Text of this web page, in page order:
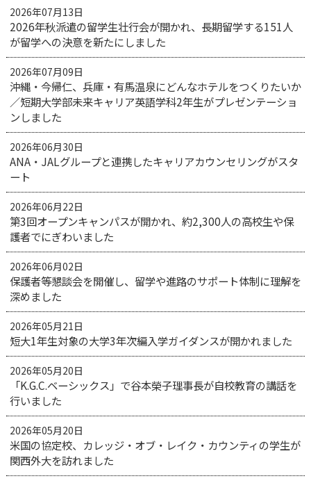
2026年07月13日
2026年秋派遣の留学生壮行会が開かれ、長期留学する151人
が留学への決意を新たにしました
2026年07月09日
沖縄・今帰仁、兵庫・有馬温泉にどんなホテルをつくりたいか
／短期大学部未来キャリア英語学科2年生がプレゼンテーショ
ンしました
2026年06月30日
ANA・JALグループと連携したキャリアカウンセリングがスタ
ート
2026年06月22日
第3回オープンキャンパスが開かれ、約2,300人の高校生や保
護者でにぎわいました
2026年06月02日
保護者等懇談会を開催し、留学や進路のサポート体制に理解を
深めました
2026年05月21日
短大1年生対象の大学3年次編入学ガイダンスが開かれました
2026年05月20日
「K.G.C.ベーシックス」で谷本榮子理事長が自校教育の講話を
行いました
2026年05月20日
米国の協定校、カレッジ・オブ・レイク・カウンティの学生が
関西外大を訪れました